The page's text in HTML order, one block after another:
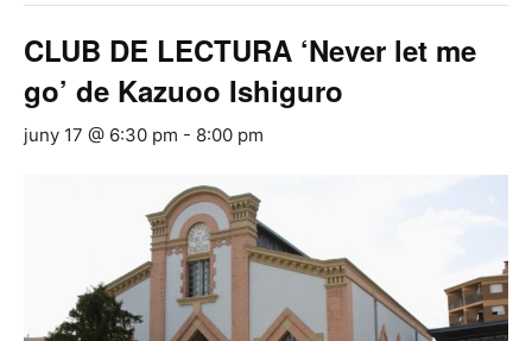
CLUB DE LECTURA ‘Never let me
go’ de Kazuoo Ishiguro
juny 17 @ 6:30 pm - 8:00 pm